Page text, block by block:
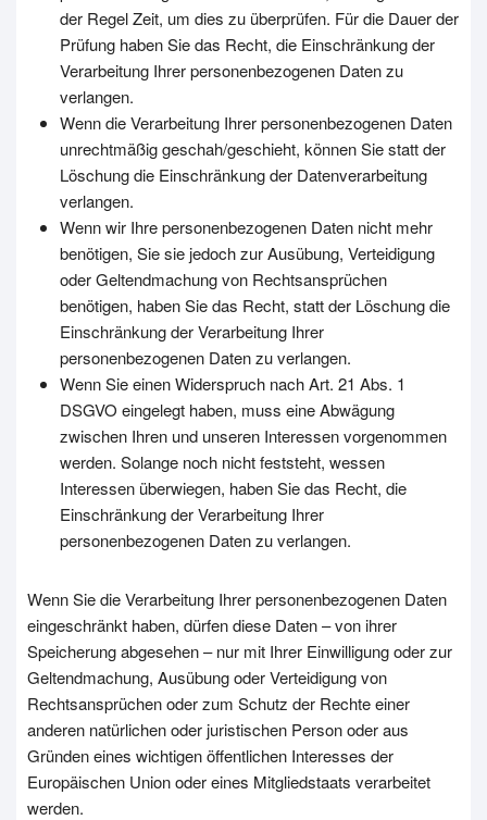
der Regel Zeit, um dies zu überprüfen. Für die Dauer der
Prüfung haben Sie das Recht, die Einschränkung der
Verarbeitung Ihrer personenbezogenen Daten zu
verlangen.
Wenn die Verarbeitung Ihrer personenbezogenen Daten
unrechtmäßig geschah/geschieht, können Sie statt der
Löschung die Einschränkung der Datenverarbeitung
verlangen.
Wenn wir Ihre personenbezogenen Daten nicht mehr
benötigen, Sie sie jedoch zur Ausübung, Verteidigung
oder Geltendmachung von Rechtsansprüchen
benötigen, haben Sie das Recht, statt der Löschung die
Einschränkung der Verarbeitung Ihrer
personenbezogenen Daten zu verlangen.
Wenn Sie einen Widerspruch nach Art. 21 Abs. 1
DSGVO eingelegt haben, muss eine Abwägung
zwischen Ihren und unseren Interessen vorgenommen
werden. Solange noch nicht feststeht, wessen
Interessen überwiegen, haben Sie das Recht, die
Einschränkung der Verarbeitung Ihrer
personenbezogenen Daten zu verlangen.
Wenn Sie die Verarbeitung Ihrer personenbezogenen Daten
eingeschränkt haben, dürfen diese Daten – von ihrer
Speicherung abgesehen – nur mit Ihrer Einwilligung oder zur
Geltendmachung, Ausübung oder Verteidigung von
Rechtsansprüchen oder zum Schutz der Rechte einer
anderen natürlichen oder juristischen Person oder aus
Gründen eines wichtigen öffentlichen Interesses der
Europäischen Union oder eines Mitgliedstaats verarbeitet
werden.